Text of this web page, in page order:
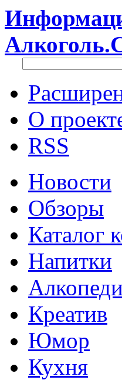
О
RSS
Новости
Обзоры
Каталог
Напитки
Креатив
Юмор
Кухня